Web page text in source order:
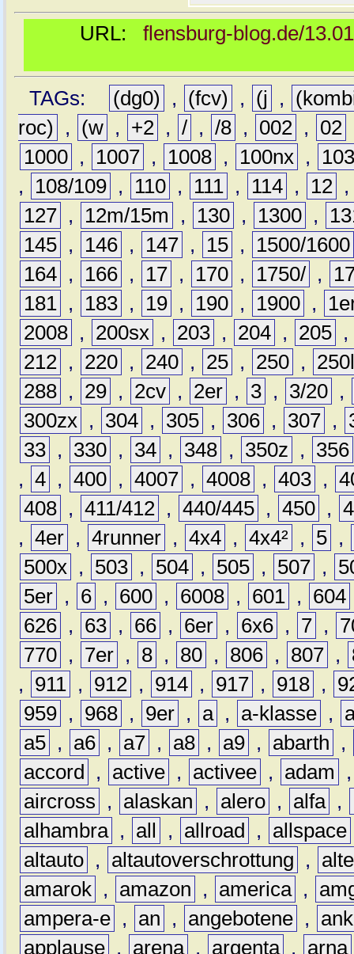
URL: flensburg-blog.de/
TAGs: (dg0) , (fcv) , (j ,
roc)
, (w , +2 , / , /8 , 002 , 02
1000 , 1007 , 1008 , 100nx ,
,
108/109 , 110 , 111 , 114 , 12
127 , 12m/15m , 130 , 1300 ,
145 , 146 , 147 , 15 ,
1500/1600
164 , 166 , 17 , 170 , 1750/ ,
181 , 183 , 19 , 190 , 1900 ,
2008 , 200sx , 203 , 204 , 205 ,
212 , 220 , 240 , 25 , 250 ,
288 , 29 , 2cv , 2er , 3 , 3/20 ,
300zx , 304 , 305 , 306 , 307 ,
33 , 330 , 34 , 348 , 350z ,
356
, 4 , 400 , 4007 , 4008 , 403 ,
408 , 411/412 , 440/445 , 450 ,
, 4er , 4runner , 4x4 , 4x4² , 5 ,
500x , 503 , 504 , 505 , 507 ,
5er , 6 , 600 , 6008 , 601 , 604
626 , 63 , 66 , 6er , 6x6 , 7 ,
770 , 7er , 8 , 80 , 806 , 807 ,
,
911 , 912 , 914 , 917 , 918 ,
959 , 968 , 9er , a , a-klasse ,
a5 , a6 , a7 , a8 , a9 , abarth
,
accord
, active , activee , adam
aircross
, alaskan , alero , alfa ,
alhambra , all , allroad , allspace
altauto , altautoverschrottung ,
amarok , amazon , america ,
ampera-e , an , angebotene ,
applause , arena , argenta , arna